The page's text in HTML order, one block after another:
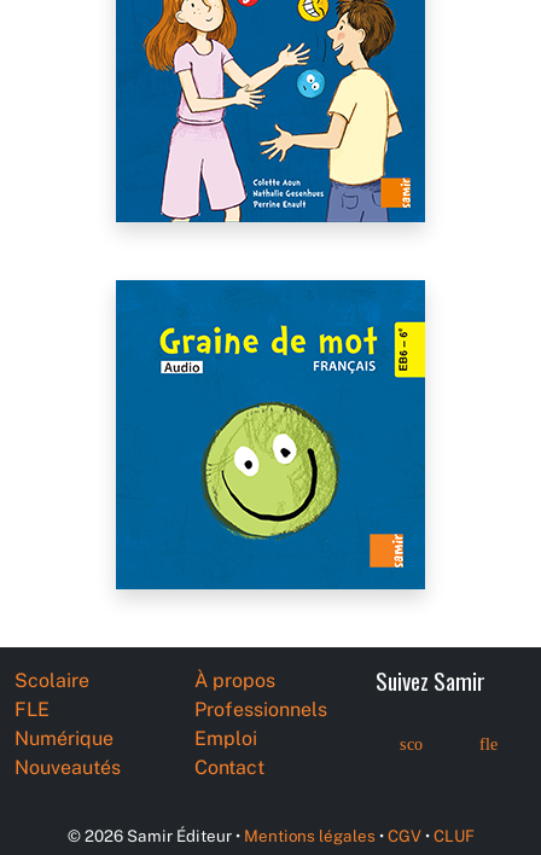
Scolaire
FLE
Numérique
Nouveautés
À propos
Professionnels
Emploi
Contact
Suivez Samir
sco fle
© 2026 Samir Éditeur • Mentions légales •CGV•CLUF